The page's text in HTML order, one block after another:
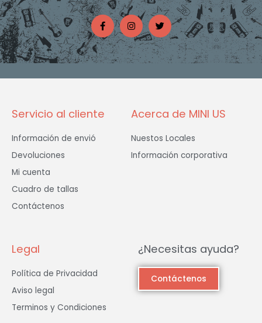
F
a
c
e
b
o
o
-
I
n
s
t
a
g
r
m
T
w
i
t
t
e
Servicio al cliente
Información de envió
Devoluciones
Mi cuenta
Cuadro de tallas
Contáctenos
Acerca de MINI US
Nuestos Locales
Información corporativa
Legal
Política de Privacidad
Aviso legal
Terminos y Condiciones
¿Necesitas ayuda?
Contáctenos